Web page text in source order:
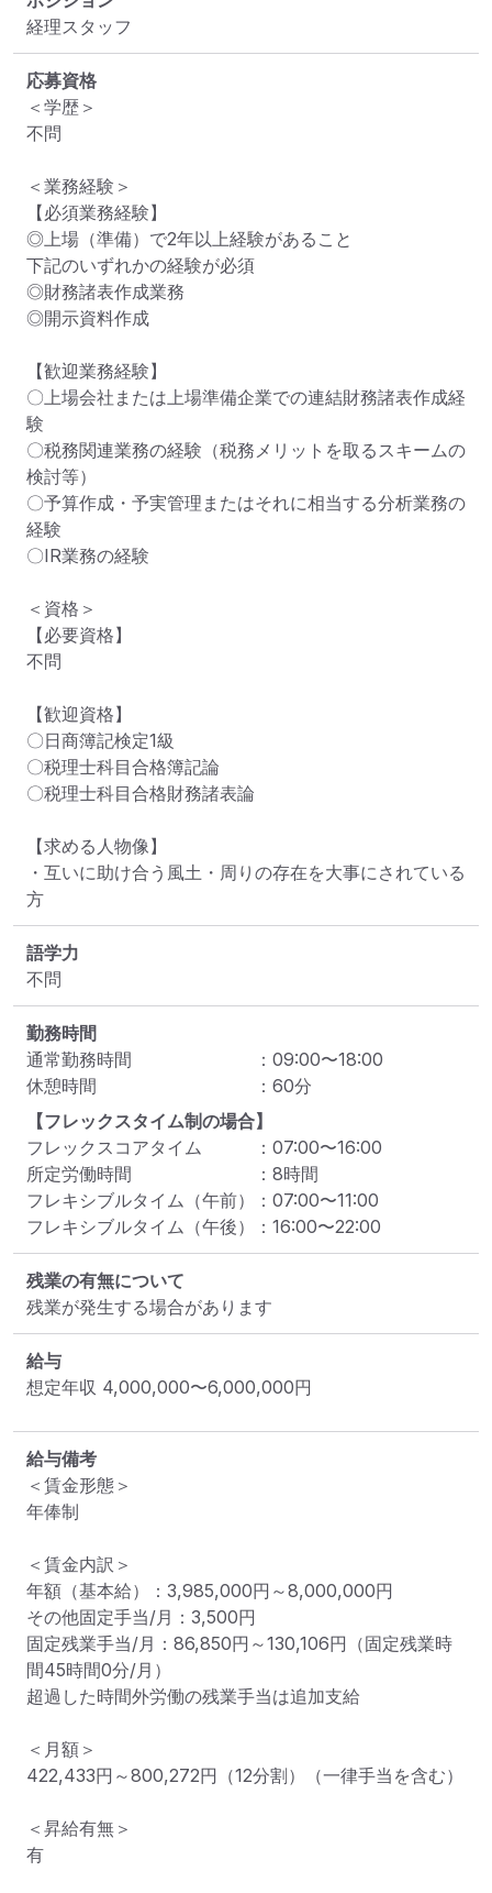
経理スタッフ
応募資格
＜学歴＞
不問
＜業務経験＞
【必須業務経験】
◎上場（準備）で2年以上経験があること
下記のいずれかの経験が必須
◎財務諸表作成業務
◎開示資料作成
【歓迎業務経験】
〇上場会社または上場準備企業での連結財務諸表作成経
験
〇税務関連業務の経験（税務メリットを取るスキームの
検討等）
〇予算作成・予実管理またはそれに相当する分析業務の
経験
〇IR業務の経験
＜資格＞
【必要資格】
不問
【歓迎資格】
〇日商簿記検定1級
〇税理士科目合格簿記論
〇税理士科目合格財務諸表論
【求める人物像】
・互いに助け合う風土・周りの存在を大事にされている
方
語学力
不問
勤務時間
通常勤務時間
： 09:00〜18:00
休憩時間
： 60分
【フレックスタイム制の場合】
フレックスコアタイム
： 07:00〜16:00
所定労働時間
： 8時間
フレキシブルタイム（午前）
： 07:00〜11:00
フレキシブルタイム（午後）
： 16:00〜22:00
残業の有無について
残業が発生する場合があります
給与
想定年収 4,000,000〜6,000,000円
給与備考
＜賃金形態＞
年俸制
＜賃金内訳＞
年額（基本給）：3,985,000円～8,000,000円
その他固定手当/月：3,500円
固定残業手当/月：86,850円～130,106円（固定残業時
間45時間0分/月）
超過した時間外労働の残業手当は追加支給
＜月額＞
422,433円～800,272円（12分割）（一律手当を含む）
＜昇給有無＞
有